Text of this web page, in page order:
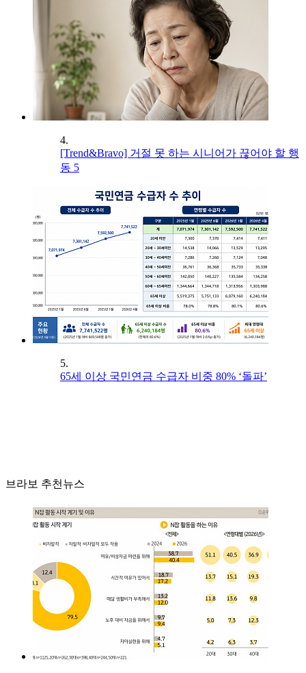
4.
[Trend&Bravo] 거절 못 하는 시니어가 끊어야 할 행
동 5
5.
65세 이상 국민연금 수급자 비중 80% ‘돌파’
브라보 추천뉴스